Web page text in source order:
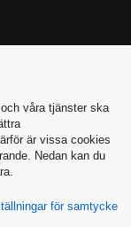
|
våra tjänster ska
är vissa cookies
Nedan kan du
för samtycke